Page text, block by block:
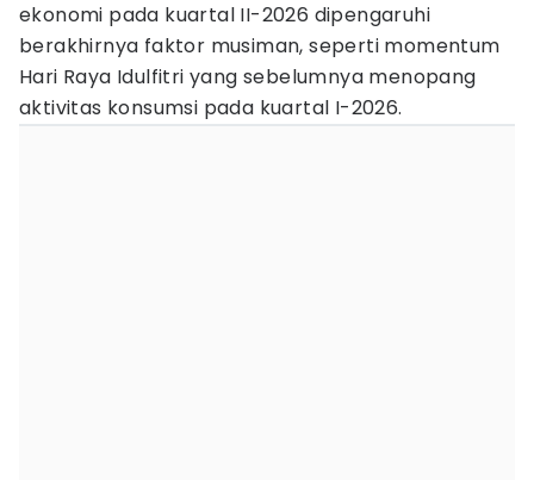
ekonomi pada kuartal II-2026 dipengaruhi
berakhirnya faktor musiman, seperti momentum
Hari Raya Idulfitri yang sebelumnya menopang
aktivitas konsumsi pada kuartal I-2026.